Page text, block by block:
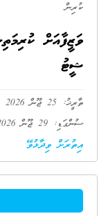
ކުރިން
ވަޒީފާއަށް
ޝީޓު
ތާރީޚު: 25 ޖޫން 2026
ސުންގަޑި: 29 ޖޫން 2026 14:00
އިތުރަށް ވިދާޅުވޭ